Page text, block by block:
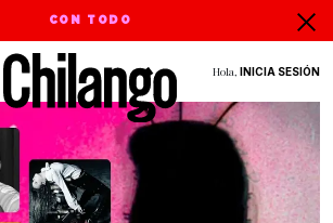
CON TODO
Hola, INICIA SESIÓN